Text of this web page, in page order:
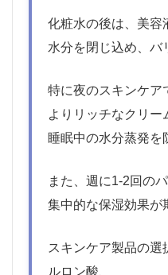
化粧水の後は、美容
水分を閉じ込め、バ
特に夜のスキンケア
よりリッチなクリー
睡眠中の水分蒸発を
また、週に1-2回の
集中的な保湿効果が
スキンケア製品の選
ルロン酸、